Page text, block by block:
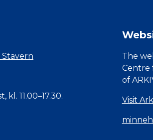
Stavern
kl. 11.00–17.30.
The
Centre
of
Visit